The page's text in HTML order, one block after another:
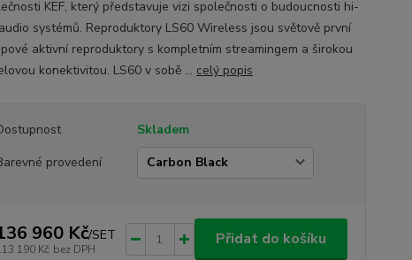
KEF, který představuje vizi společnosti o budoucnosti hi-
systémů. Reproduktory LS60 Wireless jsou světově první
aktivní reproduktory s kompletním streamingem a širokou
konektivitou. LS60 v sobě ... celý popis
Skladem
provedení
960 Kč/SET
190 Kč bez DPH
Přidat do košíku